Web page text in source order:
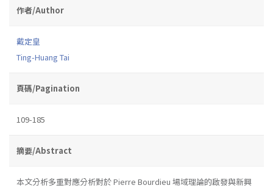
作者/Author
戴定皇
Ting-Huang Tai
頁碼/Pagination
109-185
摘要/Abstract
本文分析多重對應分析對於 Pierre Bourdieu 場域理論的啟發與新興